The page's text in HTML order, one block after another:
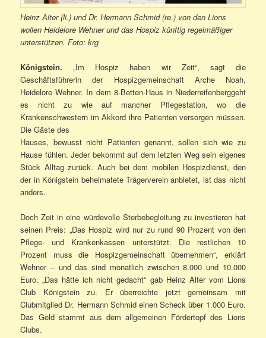
Heinz Alter (li.) und Dr. Hermann Schmid (re.) von den Lions
wollen Heidelore Wehner und das Hospiz künftig regelmäßiger
unterstützen. Foto: krg
Königstein. „Im Hospiz haben wir Zeit“, sagt die
Geschäftsführerin der Hospizgemeinschaft Arche Noah,
Heidelore Wehner. In dem 8-Betten-Haus in Niederreifenberggeht
es nicht zu wie auf mancher Pflegestation, wo die
Krankenschwestern im Akkord ihre Patienten versorgen müssen.
Die Gäste des
Hauses, bewusst nicht Patienten genannt, sollen sich wie zu
Hause fühlen. Jeder bekommt auf dem letzten Weg sein eigenes
Stück Alltag zurück. Auch bei dem mobilen Hospizdienst, den
der in Königstein beheimatete Trägerverein anbietet, ist das nicht
anders.
Doch Zeit in eine würdevolle Sterbebegleitung zu investieren hat
seinen Preis: „Das Hospiz wird nur zu rund 90 Prozent von den
Pflege- und Krankenkassen unterstützt. Die restlichen 10
Prozent muss die Hospizgemeinschaft übernehmen“, erklärt
Wehner – und das sind monatlich zwischen 8.000 und 10.000
Euro. „Das hätte ich nicht gedacht“ gab Heinz Alter vom Lions
Club Königstein zu. Er überreichte jetzt gemeinsam mit
Clubmitglied Dr. Hermann Schmid einen Scheck über 1.000 Euro.
Das Geld stammt aus dem allgemeinen Fördertopf des Lions
Clubs.